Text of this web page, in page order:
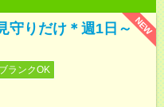
NEW
守りだけ＊週1日～
ブランクOK